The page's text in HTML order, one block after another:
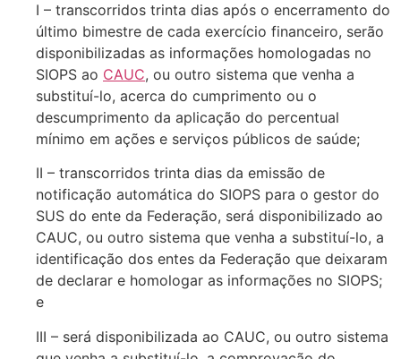
I – transcorridos trinta dias após o encerramento do
último bimestre de cada exercício financeiro, serão
disponibilizadas as informações homologadas no
SIOPS ao CAUC, ou outro sistema que venha a
substituí-lo, acerca do cumprimento ou o
descumprimento da aplicação do percentual
mínimo em ações e serviços públicos de saúde;
II – transcorridos trinta dias da emissão de
notificação automática do SIOPS para o gestor do
SUS do ente da Federação, será disponibilizado ao
CAUC, ou outro sistema que venha a substituí-lo, a
identificação dos entes da Federação que deixaram
de declarar e homologar as informações no SIOPS;
e
III – será disponibilizada ao CAUC, ou outro sistema